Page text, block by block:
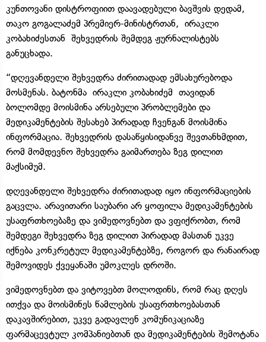
კუნთოვანი დისტროფიით დაავადებული ბავშვის დედამ,
თაკო გოგალაძემ პრემიერ-მინისტრთან, ირაკლი
კობახიძესთან შეხვედრის შემდეგ ჟურნალისტებს
განუცხადა.
“დღევანდელი შეხვედრა ძირითადად ემსახურებოდა
მოსმენას. ბატონმა ირაკლი კობახიძემ თავიდან
ბოლომდე მოისმინა არსებული პრობლემები და
მედიკამენტების შესახებ პირადად ჩვენგან მოისმინა
ინფორმაცია. შეხვედრის დასაწყისიდანვე შევთანხმდით,
რომ მომდევნო შეხვედრა გაიმართება ზეგ დილით
მაქსიმუმ.
დღევანდელი შეხვედრა ძირითადად იყო ინფორმაციების
გაცვლა. არავითარი საუბარი არ ყოფილა მედიკამენტების
უსაფრთხოებაზე და ვიმედოვნებთ და ვფიქრობთ, რომ
შემდეგი შეხვედრა ზეგ დილით პირადად მასთან უკვე
იქნება კონკრეტულ მედიკამენტებზე, როგორ და რანაირად
შემოვიდეს ქვეყანაში უმოკლეს დროში.
ვიმედოვნებთ და ვიტოვებთ მოლოდინს, რომ რაც დღეს
ითქვა და მოისმინეს წამლების უსაფრთხოებასთან
დაკავშირებით, უკვე გადავლენ კომუნიკაციაზე
ფარმაცევტულ კომპანიებთან და მედიკამენტების შემოტანა